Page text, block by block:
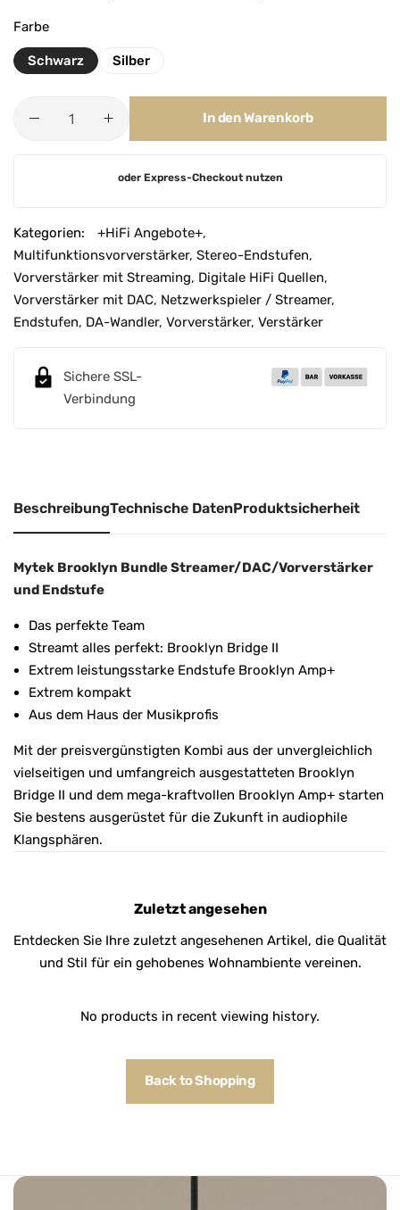
Farbe
Schwarz Silber
In den Warenkorb
e
r
n
a
t
oder Express-Checkout nutzen
Kategorien: +HiFi Angebote+,
Multifunktionsvorverstärker, Stereo-Endstufen,
Vorverstärker mit Streaming, Digitale HiFi Quellen,
Vorverstärker mit DAC, Netzwerkspieler / Streamer,
Endstufen, DA-Wandler, Vorverstärker, Verstärker
Sichere SSL-
Verbindung
BeschreibungTechnische DatenProduktsicherheit
Mytek Brooklyn Bundle Streamer/DAC/Vorverstärker
und Endstufe
Das perfekte Team
Streamt alles perfekt: Brooklyn Bridge II
Extrem leistungsstarke Endstufe Brooklyn Amp+
Extrem kompakt
Aus dem Haus der Musikprofis
Mit der preisvergünstigten Kombi aus der unvergleichlich
vielseitigen und umfangreich ausgestatteten Brooklyn
Bridge II und dem mega-kraftvollen Brooklyn Amp+ starten
Sie bestens ausgerüstet für die Zukunft in audiophile
Klangsphären.
Zuletzt angesehen
Entdecken Sie Ihre zuletzt angesehenen Artikel, die Qualität
und Stil für ein gehobenes Wohnambiente vereinen.
No products in recent viewing history.
Back to Shopping